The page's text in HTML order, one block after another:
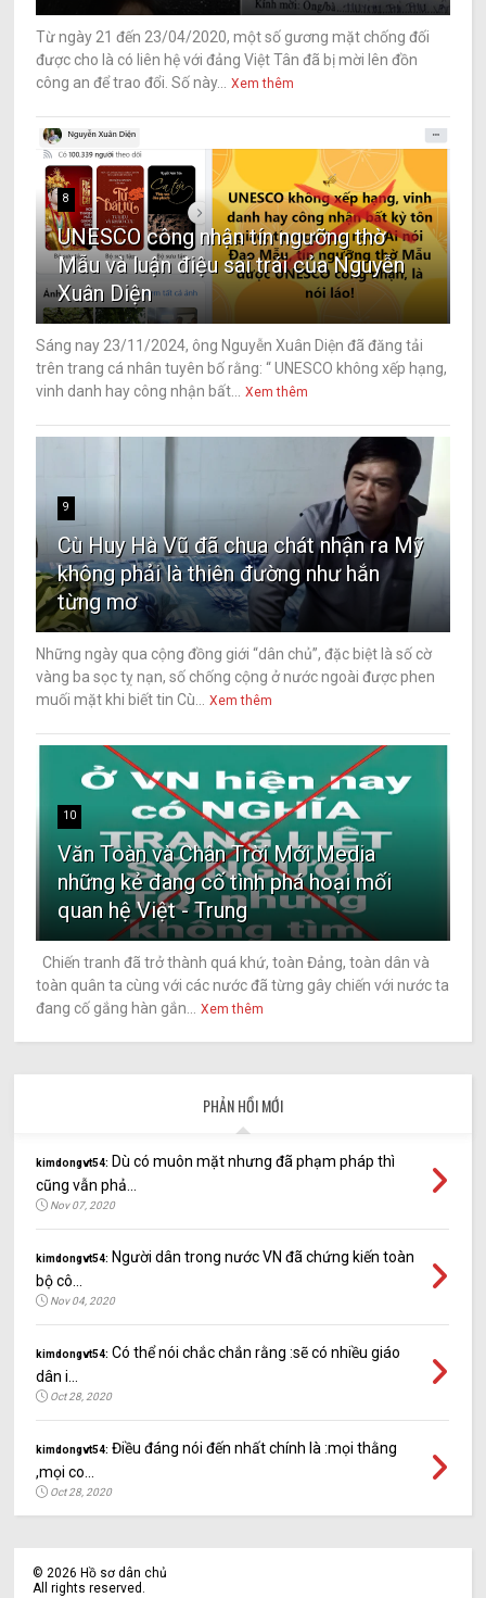
Từ ngày 21 đến 23/04/2020, một số gương mặt chống đối
được cho là có liên hệ với đảng Việt Tân đã bị mời lên đồn
công an để trao đổi. Số này...
Xem thêm
8
UNESCO công nhận tín ngưỡng thờ
Mẫu và luận điệu sai trái của Nguyễn
Xuân Diện
Sáng nay 23/11/2024, ông Nguyễn Xuân Diện đã đăng tải
trên trang cá nhân tuyên bố rằng: “ UNESCO không xếp hạng,
vinh danh hay công nhận bất...
Xem thêm
9
Cù Huy Hà Vũ đã chua chát nhận ra Mỹ
không phải là thiên đường như hắn
từng mơ
Những ngày qua cộng đồng giới “dân chủ”, đặc biệt là số cờ
vàng ba sọc tỵ nạn, số chống cộng ở nước ngoài được phen
muối mặt khi biết tin Cù...
Xem thêm
10
Văn Toàn và Chân Trời Mới Media
những kẻ đang cố tình phá hoại mối
quan hệ Việt - Trung
Chiến tranh đã trở thành quá khứ, toàn Đảng, toàn dân và
toàn quân ta cùng với các nước đã từng gây chiến với nước ta
đang cố gắng hàn gắn...
Xem thêm
PHẢN HỒI MỚI
kimdongvt54: Dù có muôn mặt nhưng đã phạm pháp thì
cũng vẫn phả...
Nov 07, 2020
kimdongvt54: Người dân trong nước VN đã chứng kiến toàn
bộ cô...
Nov 04, 2020
kimdongvt54: Có thể nói chắc chắn rằng :sẽ có nhiều giáo
dân i...
Oct 28, 2020
kimdongvt54: Điều đáng nói đến nhất chính là :mọi thằng
,mọi co...
Oct 28, 2020
©2026 Hồ sơ dân chủ
All rights reserved.